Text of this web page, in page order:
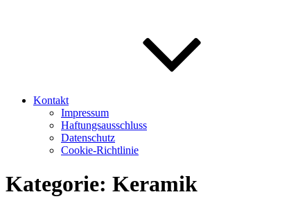
Kontakt
Impressum
Haftungsausschluss
Datenschutz
Cookie-Richtlinie
Kategorie: Keramik